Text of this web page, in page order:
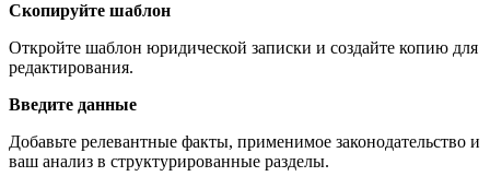
Скопируйте шаблон
Откройте шаблон юридической записки и создайте копию для
редактирования.
Введите данные
Добавьте релевантные факты, применимое законодательство и
ваш анализ в структурированные разделы.